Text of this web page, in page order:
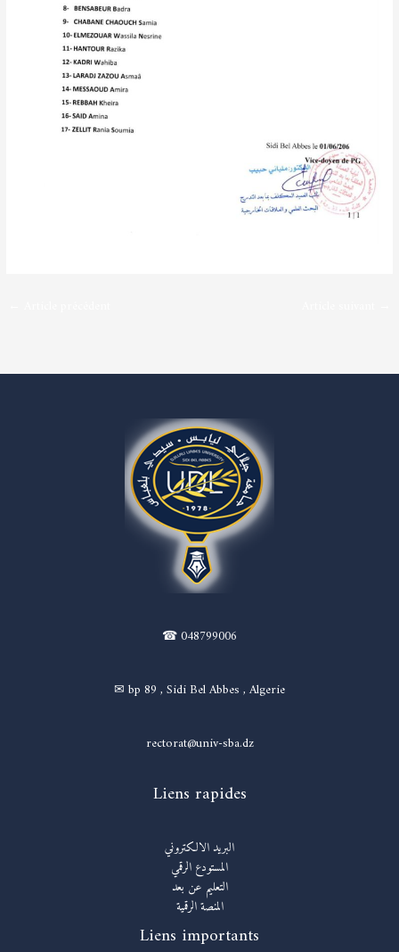
☎ 048799006
✉ bp 89 , Sidi Bel Abbes , Algerie
rectorat@univ-sba.dz
Liens rapides
البريد الالكتروني
المستودع الرقمي
التعليم عن بعد
المنصة الرقمية
Liens importants